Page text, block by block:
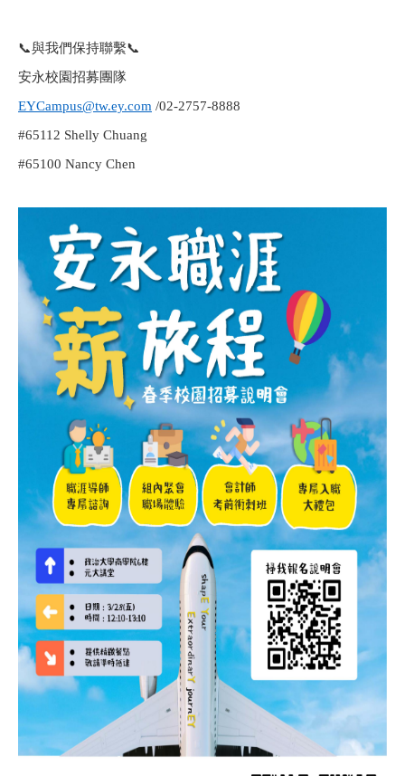
📞與我們保持聯繫📞
安永校園招募團隊
EYCampus@tw.ey.com /02-2757-8888
#65112 Shelly Chuang
#65100 Nancy Chen